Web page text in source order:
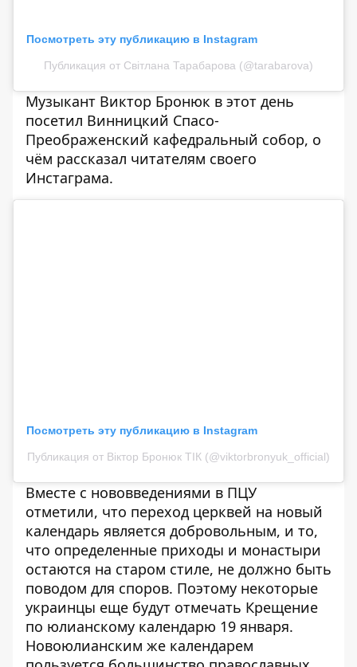
Посмотреть эту публикацию в Instagram
Публикация от Світлана Тарабарова (@tarabarova)
Музыкант Виктор Бронюк в этот день
посетил Винницкий Спасо-
Преображенский кафедральный собор, о
чём рассказал читателям своего
Инстаграма.
Посмотреть эту публикацию в Instagram
Публикация от Віктор Бронюк ТІК (@viktorbronyuk_official)
Вместе с нововведениями в ПЦУ
отметили, что переход церквей на новый
календарь является добровольным, и то,
что определенные приходы и монастыри
остаются на старом стиле, не должно быть
поводом для споров. Поэтому некоторые
украинцы еще будут отмечать Крещение
по юлианскому календарю 19 января.
Новоюлианским же календарем